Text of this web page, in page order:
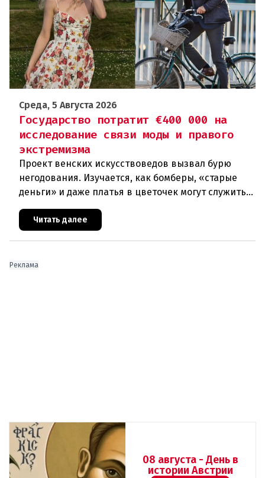
Среда, 5 Августа 2026
Государство потратит €400 000 на
исследование связи моды и правого
экстремизма
Проект венских искусствоведов вызвал бурю
негодования. Изучается, как бомберы, «старые
деньги» и даже платья в цветочек могут служить
инструментом пропаганды. Оппоненты требуют
ответа от министра наук
Читать далее
Реклама
08 августа - День в
истории Австрии